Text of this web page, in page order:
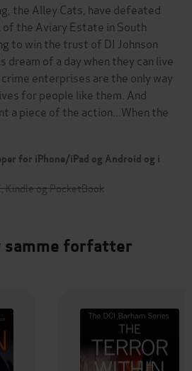
the Alley Cats, have defeated
the Aviary Estate in South
to win the trust of DI Johnson
dream of a day when they can live
enterprises are the only way
for people like them. And
a piece of the action...When the
for iPhone/iPad og Android og i
Kindle og PocketBook
samme forfatter